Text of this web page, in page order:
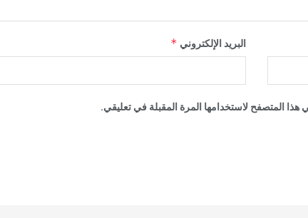
البريد الإلكتروني *
المتصفح لاستخدامها المرة المقبلة في تعليقي.